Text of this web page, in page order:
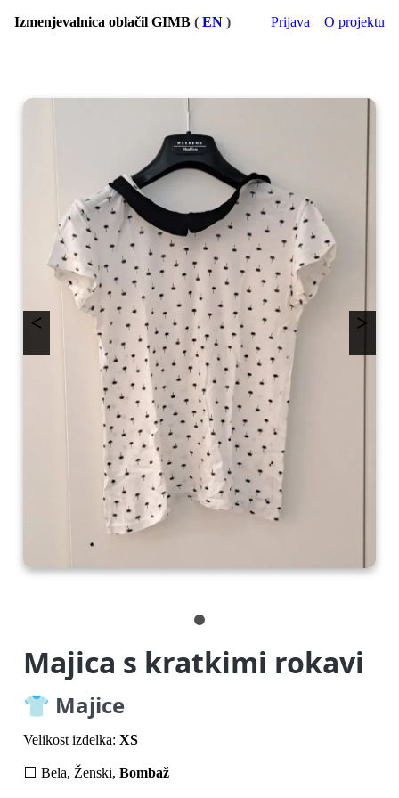
Izmenjevalnica oblačil GIMB ( EN ) Prijava O projektu
Majica s kratkimi rokavi
👕 Majice
Velikost izdelka: XS
⬜ Bela, Ženski, Bombaž